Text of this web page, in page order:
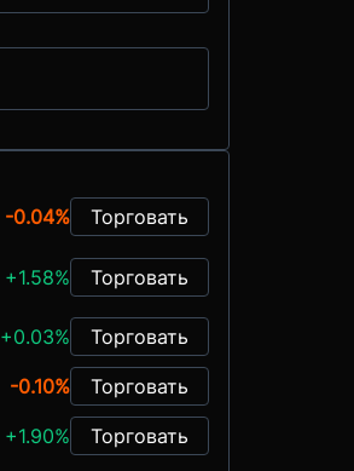
-0.04% Торговать
+1.58% Торговать
+0.03% Торговать
-0.10% Торговать
+1.90% Торговать